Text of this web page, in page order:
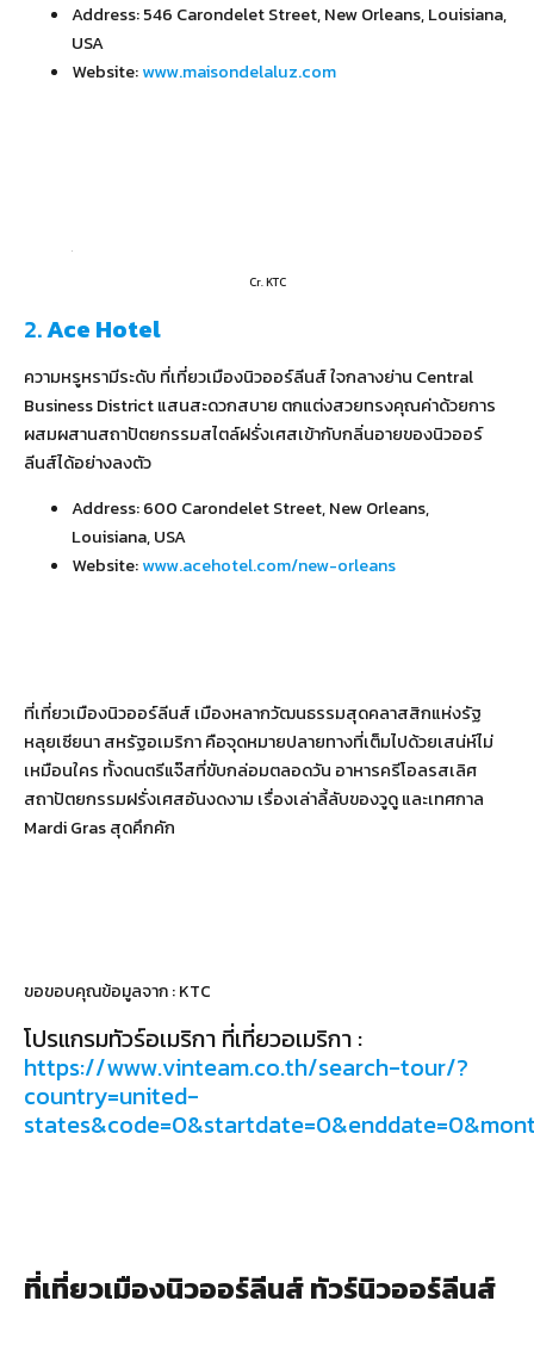
Address: 546 Carondelet Street, New Orleans, Louisiana,
USA
Website:www.maisondelaluz.com
Cr. KTC
2.Ace Hotel
ความหรูหรามีระดับ ที่เที่ยวเมืองนิวออร์ลีนส์ ใจกลางย่าน Central
Business District แสนสะดวกสบาย ตกแต่งสวยทรงคุณค่าด้วยการ
ผสมผสานสถาปัตยกรรมสไตล์ฝรั่งเศสเข้ากับกลิ่นอายของนิวออร์
ลีนส์ได้อย่างลงตัว
Address: 600 Carondelet Street, New Orleans,
Louisiana, USA
Website:www.acehotel.com/new-orleans
ที่เที่ยวเมืองนิวออร์ลีนส์ เมืองหลากวัฒนธรรมสุดคลาสสิกแห่งรัฐ
หลุยเซียนา สหรัฐอเมริกา คือจุดหมายปลายทางที่เต็มไปด้วยเสน่ห์ไม่
เหมือนใคร ทั้งดนตรีแจ๊สที่ขับกล่อมตลอดวัน อาหารครีโอลรสเลิศ
สถาปัตยกรรมฝรั่งเศสอันงดงาม เรื่องเล่าลี้ลับของวูดู และเทศกาล
Mardi Gras สุดคึกคัก
ขอขอบคุณข้อมูลจาก : KTC
โปรแกรมทัวร์อเมริกา ที่เที่ยวอเมริกา :
https://www.vinteam.co.th/search-tour/?
country=united-
ที่เที่ยวเมืองนิวออร์ลีนส์ ทัวร์นิวออร์ลีนส์